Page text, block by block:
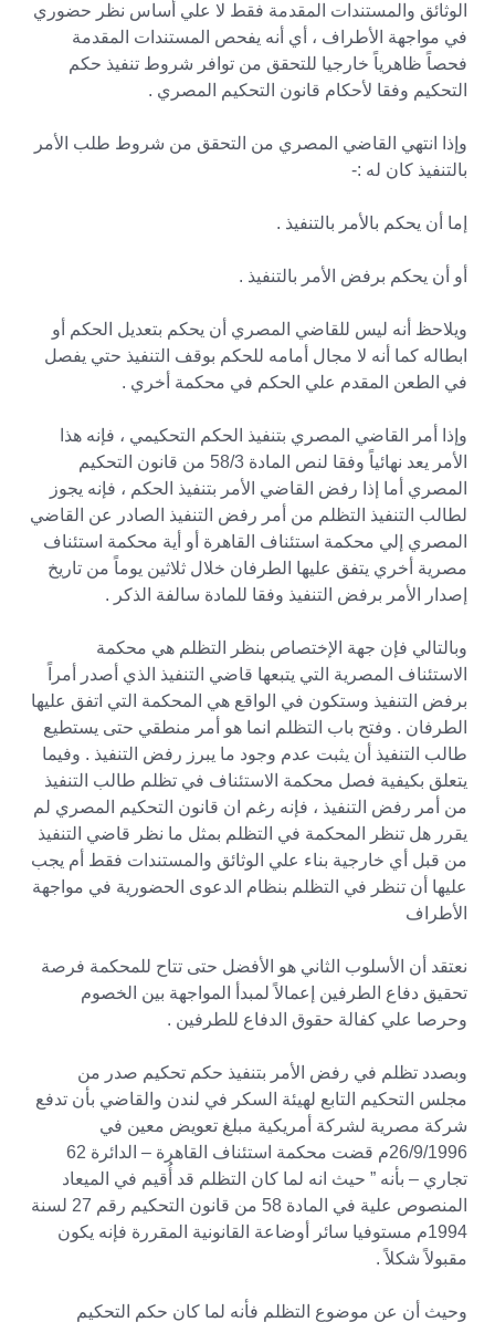
الوثائق والمستندات المقدمة فقط لا علي أساس نظر حضوري
في مواجهة الأطراف ، أي أنه يفحص المستندات المقدمة
فحصاً ظاهرياً خارجيا للتحقق من توافر شروط تنفيذ حكم
التحكيم وفقا لأحكام قانون التحكيم المصري .
وإذا انتهي القاضي المصري من التحقق من شروط طلب الأمر
بالتنفيذ كان له :-
إما أن يحكم بالأمر بالتنفيذ .
أو أن يحكم برفض الأمر بالتنفيذ .
ويلاحظ أنه ليس للقاضي المصري أن يحكم بتعديل الحكم أو
ابطاله كما أنه لا مجال أمامه للحكم بوقف التنفيذ حتي يفصل
في الطعن المقدم علي الحكم في محكمة أخري .
وإذا أمر القاضي المصري بتنفيذ الحكم التحكيمي ، فإنه هذا
الأمر يعد نهائياً وفقا لنص المادة 58/3 من قانون التحكيم
المصري أما إذا رفض القاضي الأمر بتنفيذ الحكم ، فإنه يجوز
لطالب التنفيذ التظلم من أمر رفض التنفيذ الصادر عن القاضي
المصري إلي محكمة استئناف القاهرة أو أية محكمة استئناف
مصرية أخري يتفق عليها الطرفان خلال ثلاثين يوماً من تاريخ
إصدار الأمر برفض التنفيذ وفقا للمادة سالفة الذكر .
وبالتالي فإن جهة الإختصاص بنظر التظلم هي محكمة
الاستئناف المصرية التي يتبعها قاضي التنفيذ الذي أصدر أمراً
برفض التنفيذ وستكون في الواقع هي المحكمة التي اتفق عليها
الطرفان . وفتح باب التظلم انما هو أمر منطقي حتى يستطيع
طالب التنفيذ أن يثبت عدم وجود ما يبرز رفض التنفيذ . وفيما
يتعلق بكيفية فصل محكمة الاستئناف في تظلم طالب التنفيذ
من أمر رفض التنفيذ ، فإنه رغم ان قانون التحكيم المصري لم
يقرر هل تنظر المحكمة في التظلم بمثل ما نظر قاضي التنفيذ
من قبل أي خارجية بناء علي الوثائق والمستندات فقط أم يجب
عليها أن تنظر في التظلم بنظام الدعوى الحضورية في مواجهة
الأطراف
نعتقد أن الأسلوب الثاني هو الأفضل حتى تتاح للمحكمة فرصة
تحقيق دفاع الطرفين إعمالاً لمبدأ المواجهة بين الخصوم
وحرصا علي كفالة حقوق الدفاع للطرفين .
وبصدد تظلم في رفض الأمر بتنفيذ حكم تحكيم صدر من
مجلس التحكيم التابع لهيئة السكر في لندن والقاضي بأن تدفع
شركة مصرية لشركة أمريكية مبلغ تعويض معين في
26/9/1996م قضت محكمة استئناف القاهرة – الدائرة 62
تجاري – بأنه ” حيث انه لما كان التظلم قد أُقيم في الميعاد
المنصوص علية في المادة 58 من قانون التحكيم رقم 27 لسنة
1994م مستوفيا سائر أوضاعة القانونية المقررة فإنه يكون
مقبولاً شكلاً .
وحيث أن عن موضوع التظلم فأنه لما كان حكم التحكيم